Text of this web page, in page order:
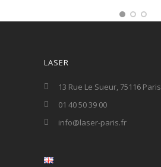
LASER
13 Rue Le Sueur, 75116 Paris
01 40 50 39 00
info@laser-paris.fr